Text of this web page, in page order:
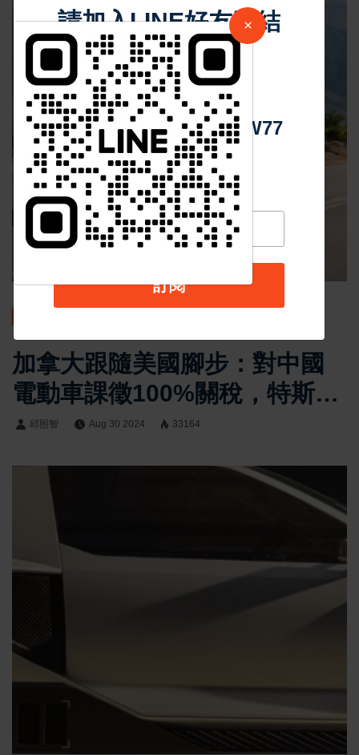
加拿大跟隨美國腳步：對中國
電動車課徵100%關稅，特斯拉
正在要求降低品牌關稅
邱照智 Aug 30 2024 33164
請加入LINE好友連結
中 華 超 傳 媒
Https://reurl.cc/adqW77
訂閱
×